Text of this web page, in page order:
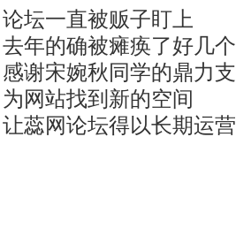
论坛一直被贩子盯上
去年的确被瘫痪了好几
感谢宋婉秋同学的鼎力
为网站找到新的空间
让蕊网论坛得以长期运